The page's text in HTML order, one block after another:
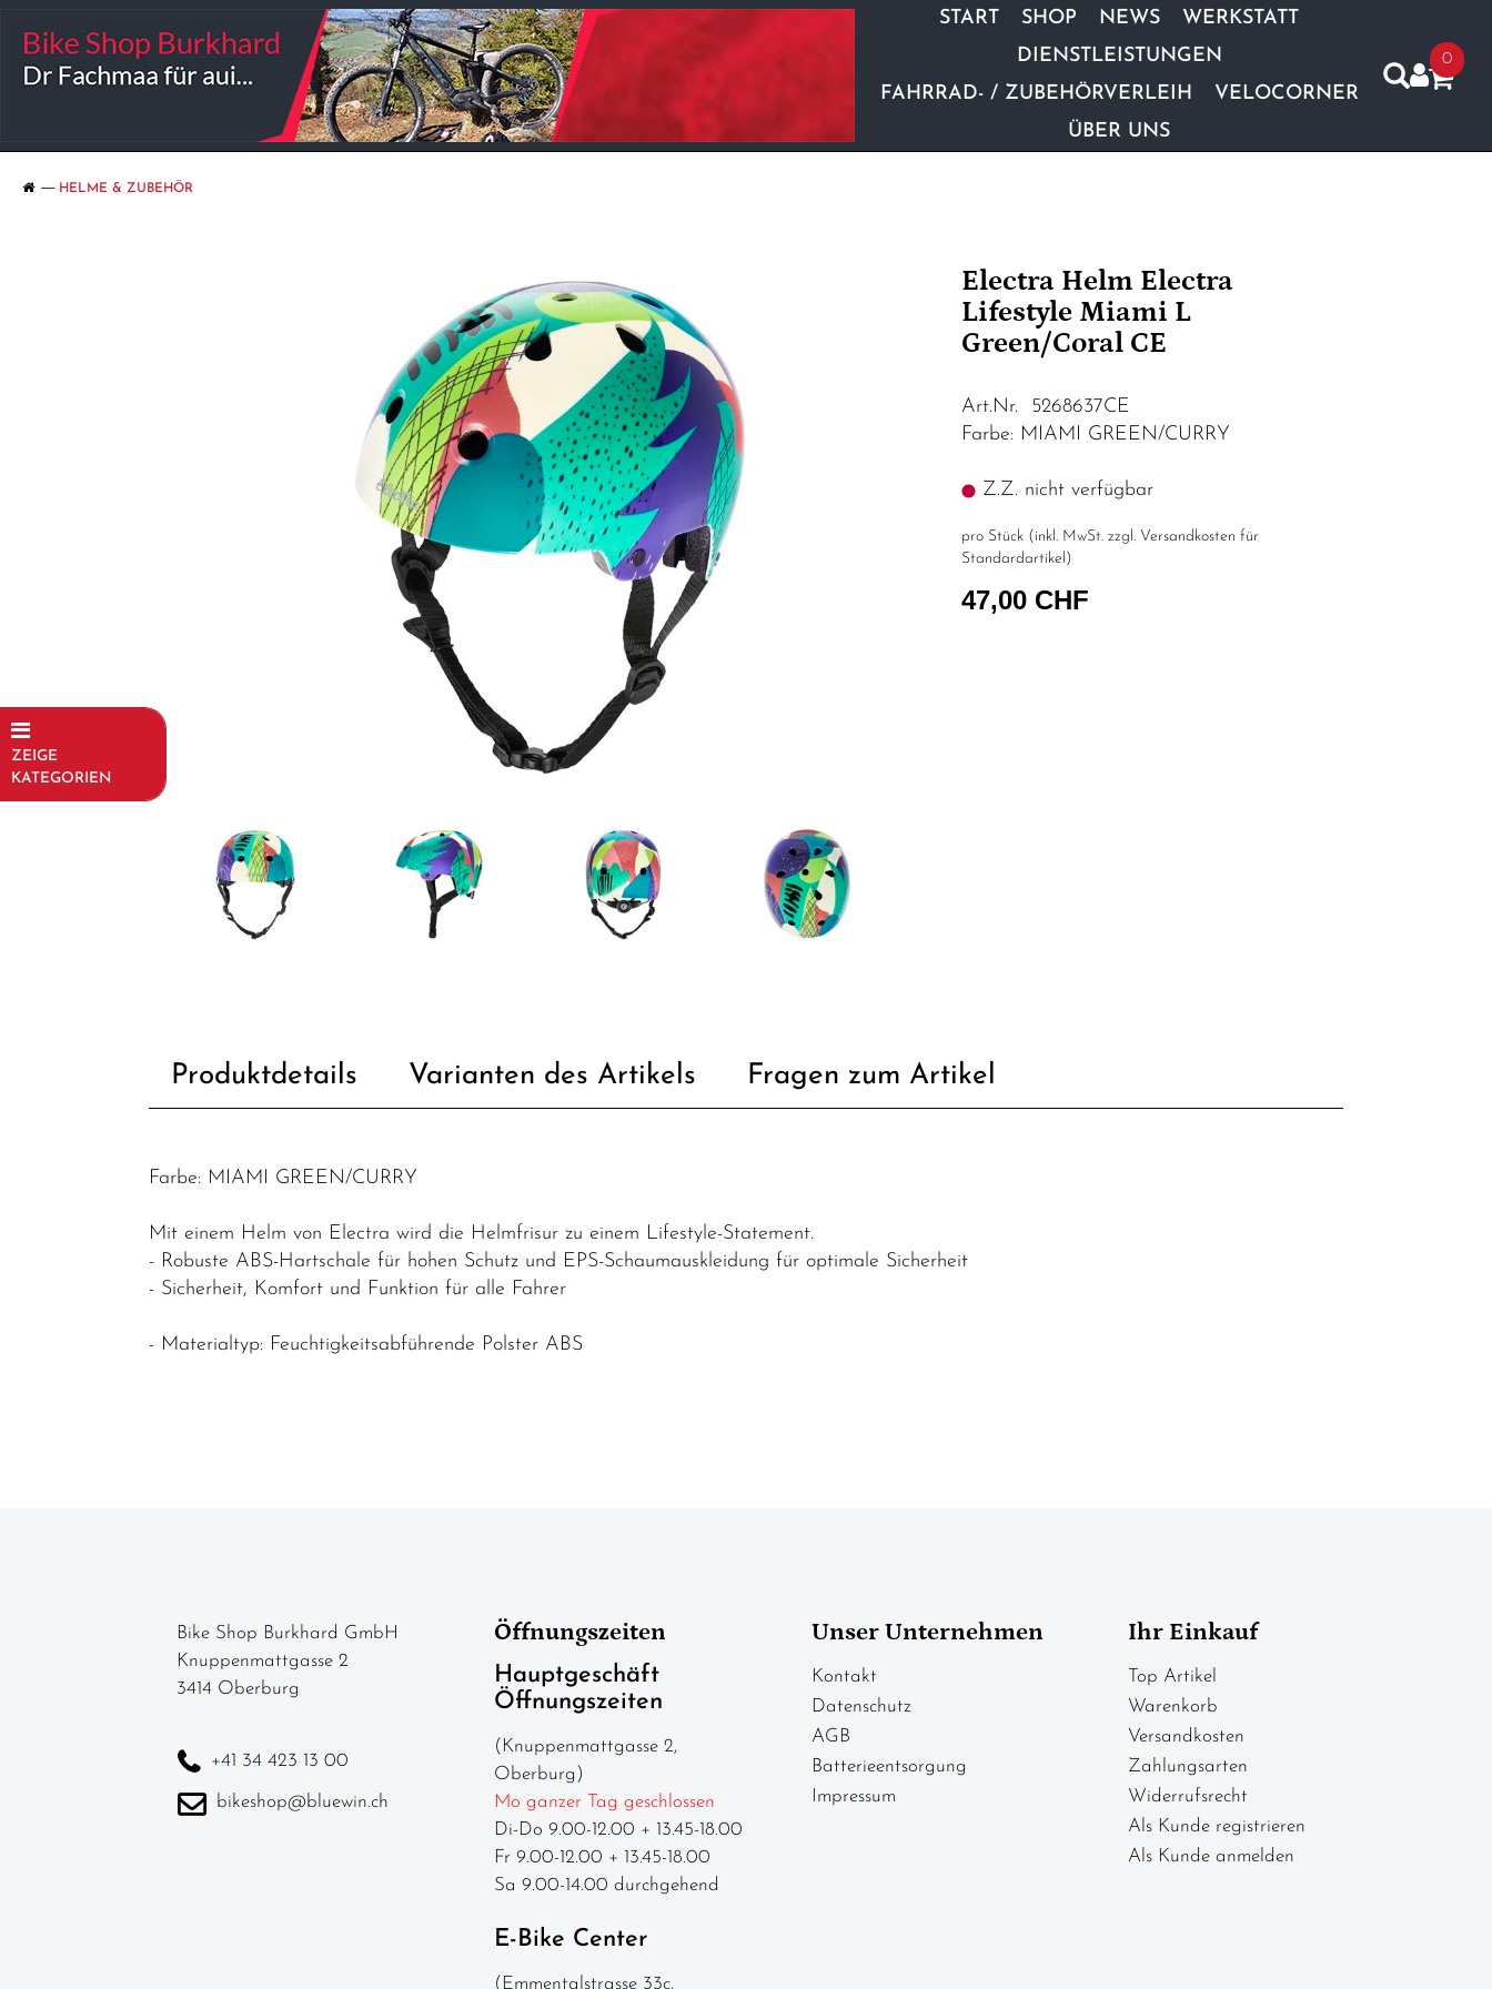
START SHOP NEWS
WERKSTATT
DIENSTLEISTUNGEN
FAHRRAD- / ZUBEHÖRVERLEIH
VELOCORNER
ÜBER UNS
0
HELME & ZUBEHÖR
ZEIGE
KATEGORIEN
Electra Helm Electra
Lifestyle Miami L
Green/Coral CE
Art.Nr. 5268637CE
Farbe: MIAMI GREEN/CURRY
Z.Z. nicht verfügbar
pro Stück (inkl. MwSt. zzgl. Versandkosten für
Standardartikel )
47,00 CHF
Produktdetails Varianten des Artikels Fragen zum Artikel
Farbe: MIAMI GREEN/CURRY
Mit einem Helm von Electra wird die Helmfrisur zu einem Lifestyle-Statement.
- Robuste ABS-Hartschale für hohen Schutz und EPS-Schaumauskleidung für optimale Sicherheit
- Sicherheit, Komfort und Funktion für alle Fahrer
- Materialtyp: Feuchtigkeitsabführende Polster ABS
Bike Shop Burkhard GmbH
Knuppenmattgasse 2
3414 Oberburg
+41 34 423 13 00
bikeshop@bluewin.ch
Öffnungszeiten
Hauptgeschäft
Öffnungszeiten
(Knuppenmattgasse 2,
Oberburg)
Mo ganzer Tag geschlossen
Di-Do 9.00-12.00 + 13.45-18.00
Fr 9.00-12.00 + 13.45-18.00
Sa 9.00-14.00 durchgehend
E-Bike Center
(Emmentalstrasse 33c,
Unser Unternehmen
Kontakt
Datenschutz
AGB
Batterieentsorgung
Impressum
Ihr Einkauf
Top Artikel
Warenkorb
Versandkosten
Zahlungsarten
Widerrufsrecht
Als Kunde registrieren
Als Kunde anmelden